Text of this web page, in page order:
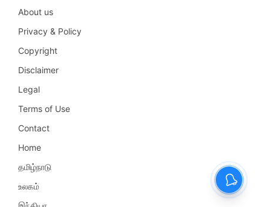
About us
Privacy & Policy
Copyright
Disclaimer
Legal
Terms of Use
Contact
Home
தமிழ்நாடு
உலகம்